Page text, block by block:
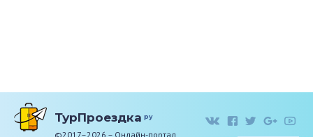
ТурПроездка ру
©2017–2026 – Онлайн-портал